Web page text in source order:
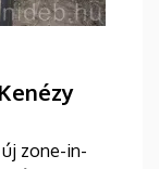
zone-in-